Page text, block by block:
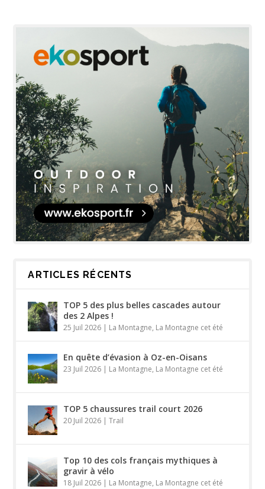
ARTICLES RÉCENTS
TOP 5 des plus belles cascades autour
des 2 Alpes !
25 Juil 2026 | La Montagne, La Montagne cet été
En quête d’évasion à Oz-en-Oisans
23 Juil 2026 | La Montagne, La Montagne cet été
TOP 5 chaussures trail court 2026
20 Juil 2026 |Trail
Top 10 des cols français mythiques à
gravir à vélo
18 Juil 2026 | La Montagne, La Montagne cet été